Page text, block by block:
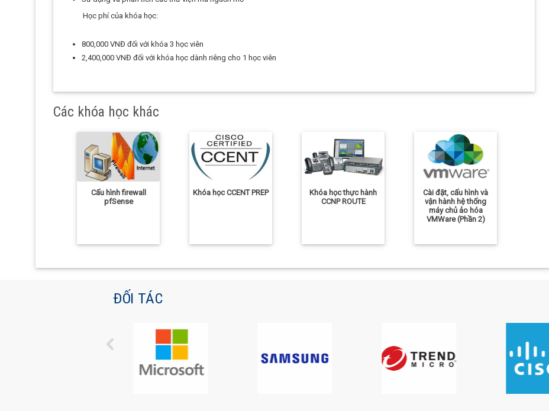
Học phí của khóa học:
800,000 VNĐ đối với khóa 3 học viên
2,400,000 VNĐ đối với khóa học dành riêng cho 1 học viên
Các khóa học khác
Cấu hình firewall
pfSense
Khóa học CCENT PREP
Khóa học thực hành
CCNP ROUTE
Cài đặt, cấu hình và
vận hành hệ thống
máy chủ ảo hóa
VMWare (Phần 2)
ĐỐI TÁC